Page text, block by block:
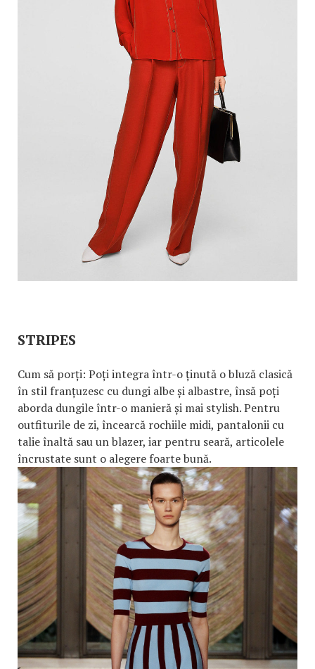
STRIPES
Cum să porți: Poți integra într-o ținută o bluză clasică
în stil franțuzesc cu dungi albe și albastre, însă poți
aborda dungile într-o manieră și mai stylish. Pentru
outfiturile de zi, încearcă rochiile midi, pantalonii cu
talie înaltă sau un blazer, iar pentru seară, articolele
încrustate sunt o alegere foarte bună.